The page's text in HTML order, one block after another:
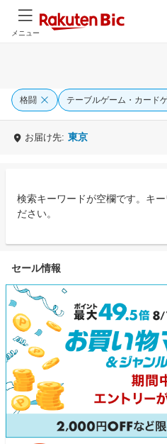
メニュー
格闘 テーブルゲーム・カード
お届け先: 東京
検索キーワードが空欄です。キ
ださい。
セール情報